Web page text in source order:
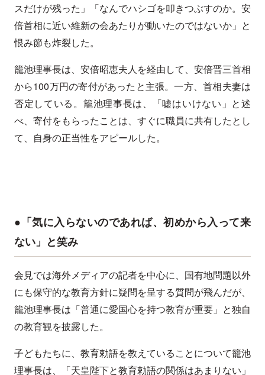
スだけが残った」「なんでハシゴを叩きつぶすのか。安
倍首相に近い維新の会あたりが動いたのではないか」と
恨み節も炸裂した。
籠池理事長は、安倍昭恵夫人を経由して、安倍晋三首相
から100万円の寄付があったと主張。一方、首相夫妻は
否定している。籠池理事長は、「嘘はいけない」と述
べ、寄付をもらったことは、すぐに職員に共有したとし
て、自身の正当性をアピールした。
●「気に入らないのであれば、初めから入って来
ない」と笑み
会見では海外メディアの記者を中心に、国有地問題以外
にも保守的な教育方針に疑問を呈する質問が飛んだが、
籠池理事長は「普通に愛国心を持つ教育が重要」と独自
の教育観を披露した。
子どもたちに、教育勅語を教えていることについて籠池
理事長は、「天皇陛下と教育勅語の関係はあまりない」